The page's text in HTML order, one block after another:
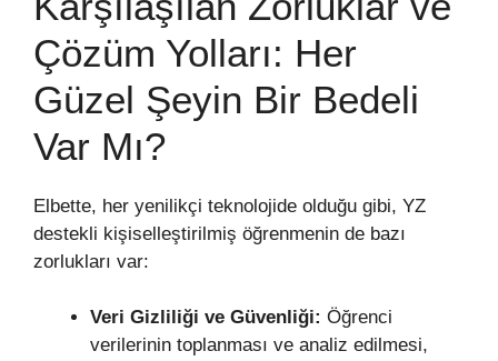
Çözüm Yolları: Her
Güzel Şeyin Bir Bedeli
Var Mı?
Elbette, her yenilikçi teknolojide olduğu gibi, YZ
destekli kişiselleştirilmiş öğrenmenin de bazı
zorlukları var:
Veri Gizliliği ve Güvenliği: Öğrenci
verilerinin toplanması ve analiz edilmesi,